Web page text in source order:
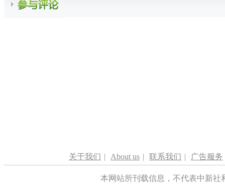
关于我们 | About us | 联系我们 | 广告服务
本网站所刊载信息，不代表中新